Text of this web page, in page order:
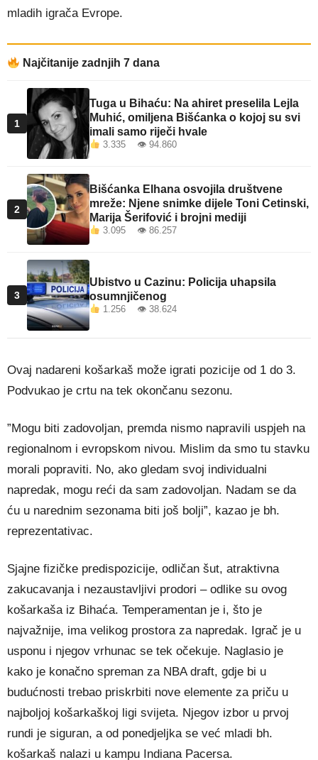
mladih igrača Evrope.
Najčitanije zadnjih 7 dana
1
Tuga u Bihaću: Na ahiret preselila Lejla
Muhić, omiljena Bišćanka o kojoj su svi
imali samo riječi hvale
3.335 👁 94.860
2
Bišćanka Elhana osvojila društvene
mreže: Njene snimke dijele Toni Cetinski,
Marija Šerifović i brojni mediji
3.095 👁 86.257
3
Ubistvo u Cazinu: Policija uhapsila
osumnjičenog
1.256 👁 38.624
Ovaj nadareni košarkaš može igrati pozicije od 1 do 3.
Podvukao je crtu na tek okončanu sezonu.
”Mogu biti zadovoljan, premda nismo napravili uspjeh na
regionalnom i evropskom nivou. Mislim da smo tu stavku
morali popraviti. No, ako gledam svoj individualni
napredak, mogu reći da sam zadovoljan. Nadam se da
ću u narednim sezonama biti još bolji”, kazao je bh.
reprezentativac.
Sjajne fizičke predispozicije, odličan šut, atraktivna
zakucavanja i nezaustavljivi prodori – odlike su ovog
košarkaša iz Bihaća. Temperamentan je i, što je
najvažnije, ima velikog prostora za napredak. Igrač je u
usponu i njegov vrhunac se tek očekuje. Naglasio je
kako je konačno spreman za NBA draft, gdje bi u
budućnosti trebao priskrbiti nove elemente za priču u
najboljoj košarkaškoj ligi svijeta. Njegov izbor u prvoj
rundi je siguran, a od ponedjeljka se već mladi bh.
košarkaš nalazi u kampu Indiana Pacersa.